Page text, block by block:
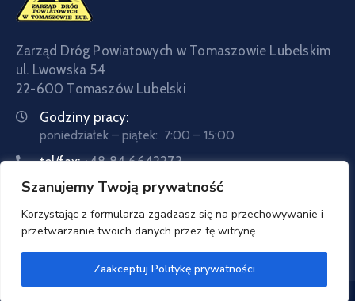
Szanujemy Twoją prywatność
Korzystając z formularza zgadzasz się na przechowywanie i
przetwarzanie twoich danych przez tę witrynę.
Zaakceptuj Politykę prywatności
Zarząd Dróg Powiatowych w Tomaszowie Lubelskim
ul. Lwowska 54
22-600 Tomaszów Lubelski
Godziny pracy:
poniedziałek – piątek: 7:00 – 15:00
tel/fax:+48 84 6642273
tel:+48 84 6642057
Email:sekretariat@zdptomaszow.pl